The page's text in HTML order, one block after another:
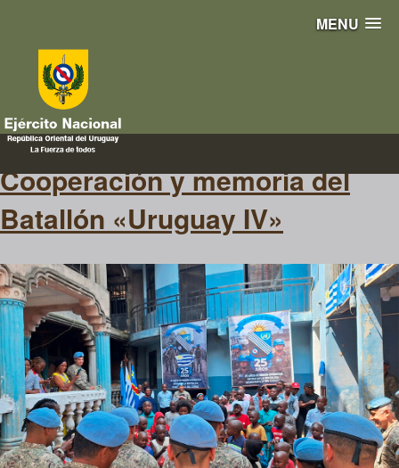
MENU
apoyo
Cooperación y memoria del
Batallón «Uruguay IV»